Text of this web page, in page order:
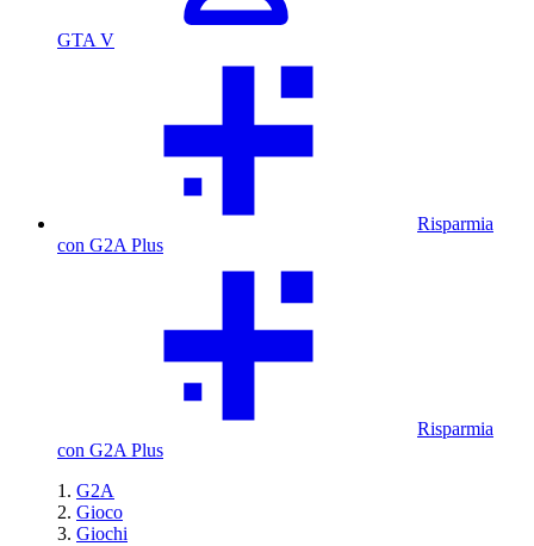
GTA V
Risparmia
con G2A Plus
Risparmia
con G2A Plus
G2A
Gioco
Giochi